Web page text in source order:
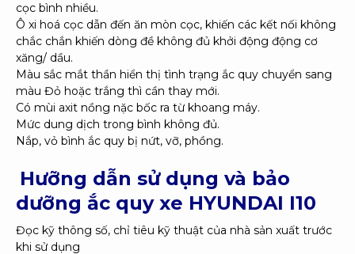
cọc bình nhiều.
Ô xi hoá cọc dẫn đến ăn mòn cọc, khiến các kết nối không
chắc chắn khiến dòng đề không đủ khởi động động cơ
xăng/ dầu.
Màu sắc mắt thần hiển thị tình trạng ắc quy chuyển sang
màu Đỏ hoặc trắng thì cần thay mới.
Có mùi axit nồng nặc bốc ra từ khoang máy.
Mức dung dịch trong bình không đủ.
Nắp, vỏ bình ắc quy bị nứt, vỡ, phồng.
Hưỡng dẫn sử dụng và bảo
dưỡng ắc quy xe HYUNDAI I10
Đọc kỹ thông số, chỉ tiêu kỹ thuật của nhà sản xuất trước
khi sử dụng